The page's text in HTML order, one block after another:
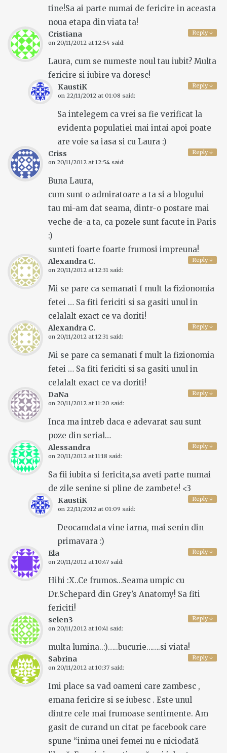
tine!Sa ai parte numai de fericire in aceasta
noua etapa din viata ta!
Reply↓
Cristiana
on 20/11/2012 at 12:54 said:
Laura, cum se numeste noul tau iubit? Multa
fericire si iubire va doresc!
Reply↓
KaustiK
on 22/11/2012 at 01:08 said:
Sa intelegem ca vrei sa fie verificat la
evidenta populatiei mai intai apoi poate
are voie sa iasa si cu Laura :)
Reply↓
Criss
on 20/11/2012 at 12:54 said:
Buna Laura,
cum sunt o admiratoare a ta si a blogului
tau mi-am dat seama, dintr-o postare mai
veche de-a ta, ca pozele sunt facute in Paris
:)
sunteti foarte foarte frumosi impreuna!
Reply↓
Alexandra C.
on 20/11/2012 at 12:31 said:
Mi se pare ca semanati f mult la fizionomia
fetei … Sa fiti fericiti si sa gasiti unul in
celalalt exact ce va doriti!
Reply↓
Alexandra C.
on 20/11/2012 at 12:31 said:
Mi se pare ca semanati f mult la fizionomia
fetei … Sa fiti fericiti si sa gasiti unul in
celalalt exact ce va doriti!
Reply↓
DaNa
on 20/11/2012 at 11:20 said:
Inca ma intreb daca e adevarat sau sunt
poze din serial…
Reply↓
Alessandra
on 20/11/2012 at 11:18 said:
Sa fii iubita si fericita,sa aveti parte numai
de zile senine si pline de zambete! <3
Reply↓
KaustiK
on 22/11/2012 at 01:09 said:
Deocamdata vine iarna, mai senin din
primavara :)
Reply↓
Ela
on 20/11/2012 at 10:47 said:
Hihi :X..Ce frumos…Seama umpic cu
Dr.Schepard din Grey’s Anatomy! Sa fiti
fericiti!
Reply↓
selen3
on 20/11/2012 at 10:41 said:
multa lumina..:)…..bucurie…….si viata!
Reply↓
Sabrina
on 20/11/2012 at 10:37 said:
Imi place sa vad oameni care zambesc ,
emana fericire si se iubesc . Este unul
dintre cele mai frumoase sentimente. Am
gasit de curand un citat pe facebook care
spune “inima unei femei nu e niciodată